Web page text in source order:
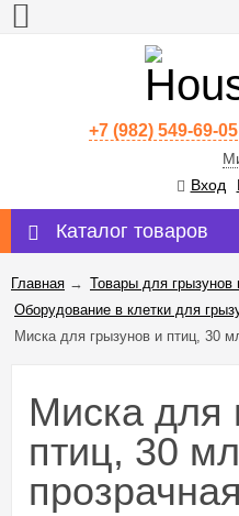
+7 (982) 549-69-05
Вход
Каталог товаров
Главная → Товары для грызунов
Оборудование в клетки для
Миска для грызунов и птиц, 30
Миска для
птиц, 30
прозрачная